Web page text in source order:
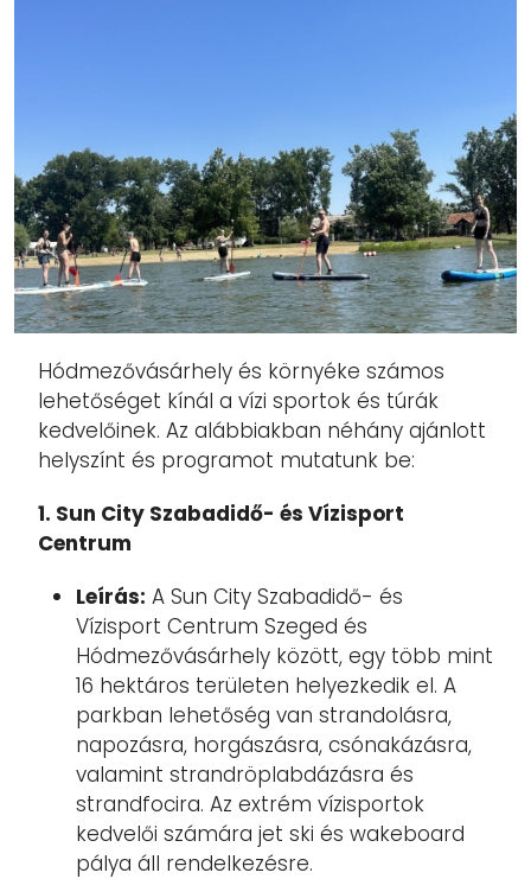
Hódmezővásárhely és környéke számos
lehetőséget kínál a vízi sportok és túrák
kedvelőinek. Az alábbiakban néhány ajánlott
helyszínt és programot mutatunk be:
1. Sun City Szabadidő- és Vízisport
Centrum
Leírás: A Sun City Szabadidő- és
Vízisport Centrum Szeged és
Hódmezővásárhely között, egy több mint
16 hektáros területen helyezkedik el. A
parkban lehetőség van strandolásra,
napozásra, horgászásra, csónakázásra,
valamint strandröplabdázásra és
strandfocira. Az extrém vízisportok
kedvelői számára jet ski és wakeboard
pálya áll rendelkezésre.